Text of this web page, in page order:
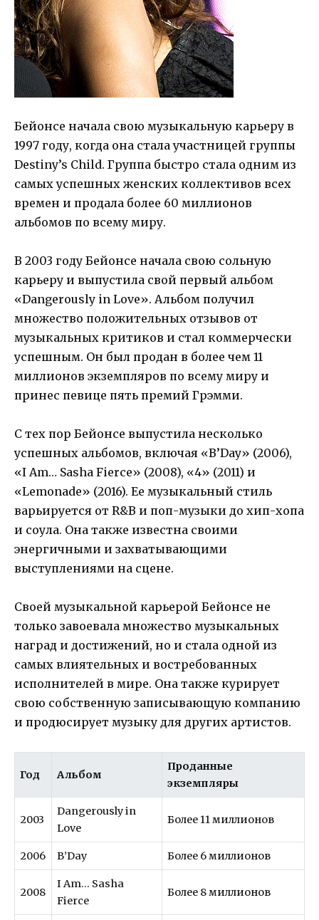
Бейонсе начала свою музыкальную карьеру в
1997 году, когда она стала участницей группы
Destiny’s Child. Группа быстро стала одним из
самых успешных женских коллективов всех
времен и продала более 60 миллионов
альбомов по всему миру.
В 2003 году Бейонсе начала свою сольную
карьеру и выпустила свой первый альбом
«Dangerously in Love». Альбом получил
множество положительных отзывов от
музыкальных критиков и стал коммерчески
успешным. Он был продан в более чем 11
миллионов экземпляров по всему миру и
принес певице пять премий Грэмми.
С тех пор Бейонсе выпустила несколько
успешных альбомов, включая «B’Day» (2006),
«I Am… Sasha Fierce» (2008), «4» (2011) и
«Lemonade» (2016). Ее музыкальный стиль
варьируется от R&B и поп-музыки до хип-хопа
и соула. Она также известна своими
энергичными и захватывающими
выступлениями на сцене.
Своей музыкальной карьерой Бейонсе не
только завоевала множество музыкальных
наград и достижений, но и стала одной из
самых влиятельных и востребованных
исполнителей в мире. Она также курирует
свою собственную записывающую компанию
и продюсирует музыку для других артистов.
Год Альбом
Проданные
экземпляры
2003
Dangerously in
Love
Более 11 миллионов
2006 B’Day Более 6 миллионов
2008
I Am… Sasha
Fierce
Более 8 миллионов